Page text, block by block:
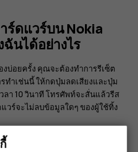
ร์ดแวร์บน Nokia
ฉันได้อย่างไร
งบ่อยครั้ง คุณจะต้องทำการรีเซ็ต
ทำเช่นนี้ ให้กดปุ่มลดเสียงและปุ่ม
ลา 10 วินาที โทรศัพท์จะสั่นแล้วรีส
วร์จะไม่ลบข้อมูลใดๆ ของผู้ใช้ทิ้ง